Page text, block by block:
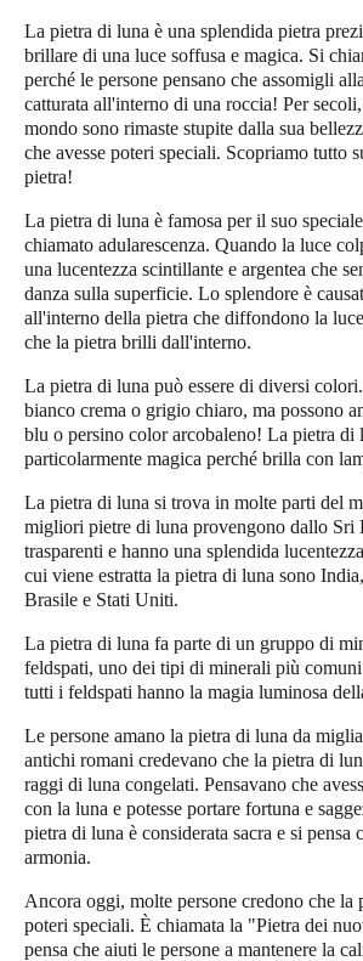
La pietra di luna è una splendida pietra
brillare di una luce soffusa e magica. Si
perché le persone pensano che assomigli
catturata all'interno di una roccia! Per
mondo sono rimaste stupite dalla sua
che avesse poteri speciali. Scopriamo tutto
pietra!
La pietra di luna è famosa per il suo
chiamato adularescenza. Quando la luce
una lucentezza scintillante e argentea che
danza sulla superficie. Lo splendore è
all'interno della pietra che diffondono la
che la pietra brilli dall'interno.
La pietra di luna può essere di diversi
bianco crema o grigio chiaro, ma possono
blu o persino color arcobaleno! La pietra di
particolarmente magica perché brilla con
La pietra di luna si trova in molte parti del
migliori pietre di luna provengono dallo Sri
trasparenti e hanno una splendida
cui viene estratta la pietra di luna sono
Brasile e Stati Uniti.
La pietra di luna fa parte di un gruppo di
feldspati, uno dei tipi di minerali più
tutti i feldspati hanno la magia luminosa
Le persone amano la pietra di luna da
antichi romani credevano che la pietra di
raggi di luna congelati. Pensavano che
con la luna e potesse portare fortuna e
pietra di luna è considerata sacra e si pensa
armonia.
Ancora oggi, molte persone credono che la
poteri speciali. È chiamata la "Pietra dei
pensa che aiuti le persone a mantenere la